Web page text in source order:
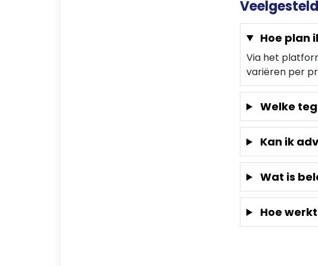
Hoe plan
Via het
variëren per
Welke
Kan ik
Wat is
Hoe